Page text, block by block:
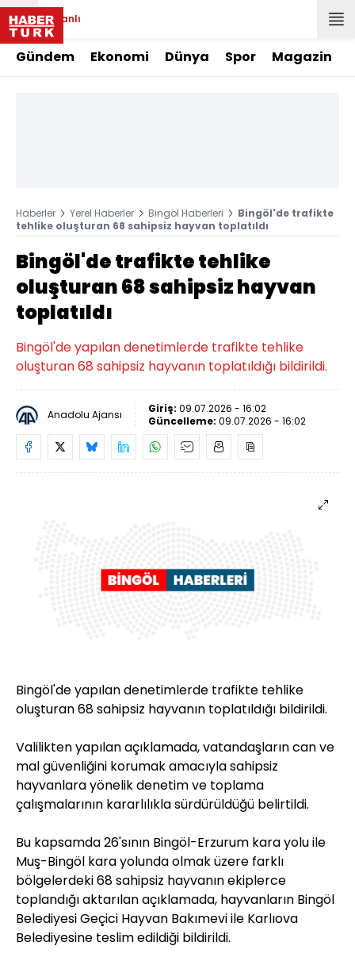
Canlı
Gündem Ekonomi Dünya Spor Magazin
Haberler Yerel Haberler Bingöl Haberleri
Bingöl'de trafikte
tehlike oluşturan 68 sahipsiz hayvan toplatıldı
Bingöl'de trafikte tehlike
oluşturan 68 sahipsiz hayvan
toplatıldı
Bingöl'de yapılan denetimlerde trafikte tehlike
oluşturan 68 sahipsiz hayvanın toplatıldığı bildirildi.
Anadolu Ajansı Giriş: 09.07.2026 - 16:02
Güncelleme: 09.07.2026 - 16:02
Bingöl'de yapılan denetimlerde trafikte tehlike
oluşturan 68 sahipsiz hayvanın toplatıldığı bildirildi.
Valilikten yapılan açıklamada, vatandaşların can ve
mal güvenliğini korumak amacıyla sahipsiz
hayvanlara yönelik denetim ve toplama
çalışmalarının kararlılıkla sürdürüldüğü belirtildi.
Bu kapsamda 26'sının Bingöl-Erzurum kara yolu ile
Muş-Bingöl kara yolunda olmak üzere farklı
bölgelerdeki 68 sahipsiz hayvanın ekiplerce
toplandığı aktarılan açıklamada, hayvanların Bingöl
Belediyesi Geçici Hayvan Bakımevi ile Karlıova
Belediyesine teslim edildiği bildirildi.